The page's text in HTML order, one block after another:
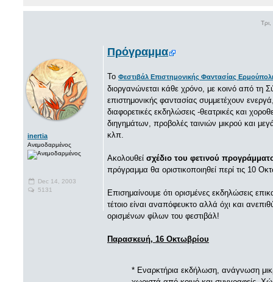
inertia
Ανεμοδαρμένος
Dec 14, 2003
5131
Πρόγραμμα
Το Φεστιβάλ Επιστημονικής Φαντασίας
διοργανώνεται κάθε χρόνο, με κοινό από τη
επιστημονικής φαντασίας συμμετέχουν
διαφορετικές εκδηλώσεις -θεατρικές και
διηγημάτων, προβολές ταινιών μικρού και
κλπ.
Ακολουθεί σχέδιο του φετινού
πρόγραμμα θα οριστικοποιηθεί περί τις 10
Επισημαίνουμε ότι ορισμένες εκδηλώσεις
τέτοιο είναι αναπόφευκτο αλλά όχι και
ορισμένων φίλων του φεστιβάλ!
Παρασκευή, 16 Οκτωβρίου
* Εναρκτήρια εκδήλωση, ανάγνωση